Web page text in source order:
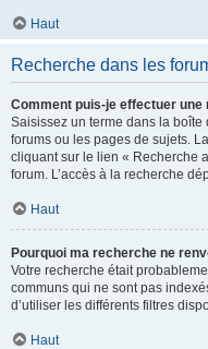
Haut
Recherche dans les
Comment puis-je effectuer
Saisissez un terme dans la boîte
forums ou les pages de sujets.
cliquant sur le lien « Recherche
forum. L’accès à la recherche
Haut
Pourquoi ma recherche ne
Votre recherche était
communs qui ne sont pas
d’utiliser les différents filtres
Haut